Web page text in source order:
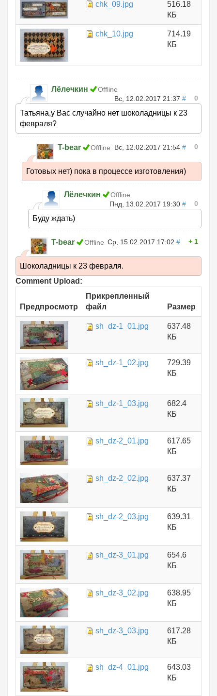
chk_09.jpg
516.18
КБ
chk_10.jpg
714.19
КБ
Лёлечкин
Offline
Вс, 12.02.2017 21:37 # 0
Татьяна,у Вас случайно нет шоколадницы к 23
февраля?
T-bear Offline Вс, 12.02.2017 21:54 # 0
Готовых нет) пока в процессе изготовления)
Лёлечкин
Offline
Пнд, 13.02.2017 19:30 # 0
Буду ждать)
T-bear Offline Ср, 15.02.2017 17:02 # 1
Шоколадницы к 23 февраля.
Comment Upload:
Предпросмотр
Прикрепленный
файл
Размер
sh_dz-1_01.jpg
637.48
КБ
sh_dz-1_02.jpg
729.39
КБ
sh_dz-1_03.jpg
682.4
КБ
sh_dz-2_01.jpg
617.65
КБ
sh_dz-2_02.jpg
637.37
КБ
sh_dz-2_03.jpg
639.31
КБ
sh_dz-3_01.jpg
654.6
КБ
sh_dz-3_02.jpg
638.95
КБ
sh_dz-3_03.jpg
617.28
КБ
sh_dz-4_01.jpg
643.03
КБ